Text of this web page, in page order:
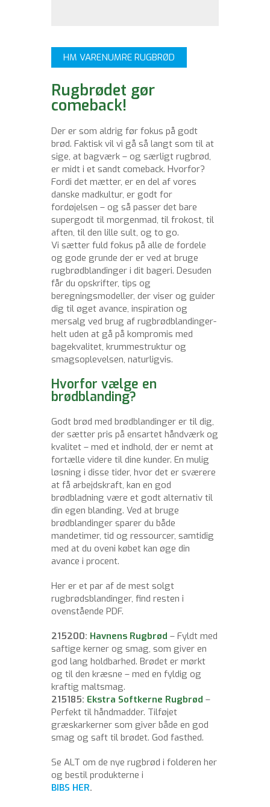
HM VARENUMRE RUGBRØD
Rugbrødet gør
comeback!
Der er som aldrig før fokus på godt
brød. Faktisk vil vi gå så langt som til at
sige, at bagværk – og særligt rugbrød,
er midt i et sandt comeback. Hvorfor?
Fordi det mætter, er en del af vores
danske madkultur, er godt for
fordøjelsen – og så passer det bare
supergodt til morgenmad, til frokost, til
aften, til den lille sult, og to go.
Vi sætter fuld fokus på alle de fordele
og gode grunde der er ved at bruge
rugbrødblandinger i dit bageri. Desuden
får du opskrifter, tips og
beregningsmodeller, der viser og guider
dig til øget avance, inspiration og
mersalg ved brug af rugbrødblandinger-
helt uden at gå på kompromis med
bagekvalitet, krummestruktur og
smagsoplevelsen, naturligvis.
Hvorfor vælge en
brødblanding?
Godt brød med brødblandinger er til dig,
der sætter pris på ensartet håndværk og
kvalitet – med et indhold, der er nemt at
fortælle videre til dine kunder. En mulig
løsning i disse tider, hvor det er sværere
at få arbejdskraft, kan en god
brødbladning være et godt alternativ til
din egen blanding. Ved at bruge
brødblandinger sparer du både
mandetimer, tid og ressourcer, samtidig
med at du oveni købet kan øge din
avance i procent.
Her er et par af de mest solgt
rugbrødsblandinger, find resten i
ovenstående PDF.
215200: Havnens Rugbrød – Fyldt med
saftige kerner og smag, som giver en
god lang holdbarhed. Brødet er mørkt
og til den kræsne – med en fyldig og
kraftig maltsmag.
215185: Ekstra Softkerne Rugbrød –
Perfekt til håndmadder. Tilføjet
græskarkerner som giver både en god
smag og saft til brødet. God fasthed.
Se ALT om de nye rugbrød i folderen her
og bestil produkterne i
BIBS HER.